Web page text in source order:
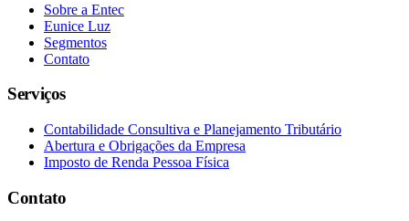
Sobre a Entec
Eunice Luz
Segmentos
Contato
Serviços
Contabilidade Consultiva e Planejamento Tributário
Abertura e Obrigações da Empresa
Imposto de Renda Pessoa Física
Contato